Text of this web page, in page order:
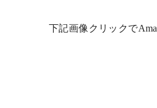
下記画像クリックで